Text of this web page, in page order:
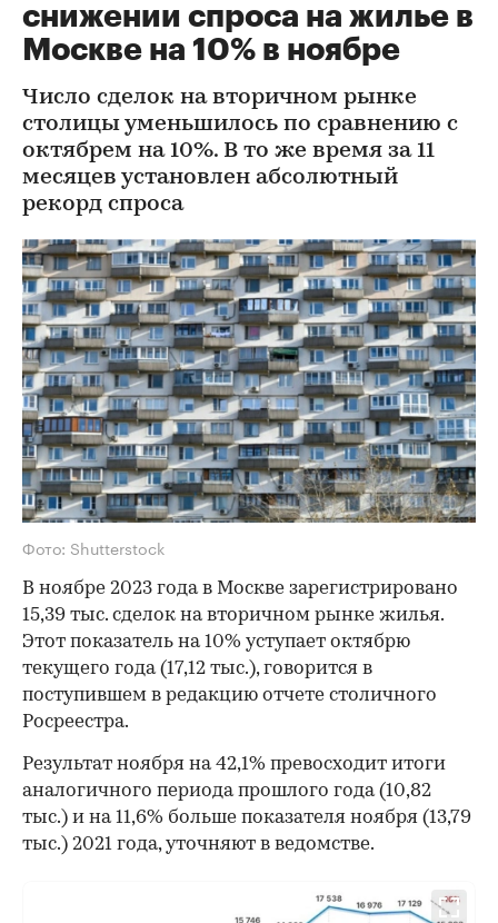
снижении спроса на жилье в
Москве на 10% в ноябре
Число сделок на вторичном рынке
столицы уменьшилось по сравнению с
октябрем на 10%. В то же время за 11
месяцев установлен абсолютный
рекорд спроса
Фото: Shutterstock
В ноябре 2023 года в Москве зарегистрировано
15,39 тыс. сделок на вторичном рынке жилья.
Этот показатель на 10% уступает октябрю
текущего года (17,12 тыс.), говорится в
поступившем в редакцию отчете столичного
Росреестра.
Результат ноября на 42,1% превосходит итоги
аналогичного периода прошлого года (10,82
тыс.) и на 11,6% больше показателя ноября (13,79
тыс.) 2021 года, уточняют в ведомстве.